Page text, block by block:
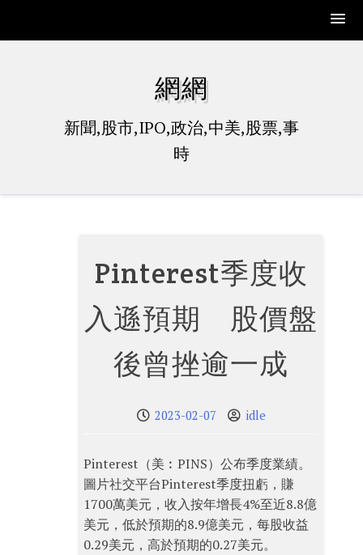
網網
新聞,股市,IPO,政治,中美,股票,事
時
Pinterest季度收
入遜預期 股價盤
後曾挫逾一成
2023-02-07 idle
Pinterest（美︰PINS）公布季度業績。
圖片社交平台Pinterest季度扭虧，賺
1700萬美元，收入按年增長4%至近8.8億
美元，低於預期的8.9億美元，每股收益
0.29美元，高於預期的0.27美元。